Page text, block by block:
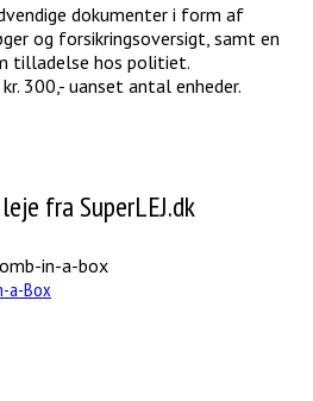
dokumenter i form af
og forsikringsoversigt, samt en
tilladelse hos politiet.
300,- uanset antal enheder.
fra SuperLEJ.dk
a-Box